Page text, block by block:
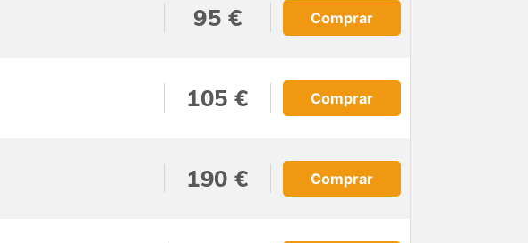
95 € Comprar
105 € Comprar
190 € Comprar